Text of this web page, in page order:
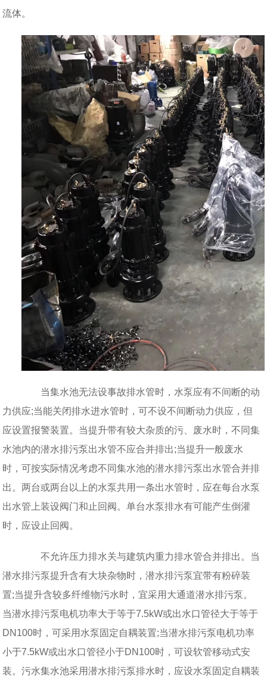
流体。
当集水池无法设事故排水管时，水泵应有不间断的动
力供应;当能关闭排水进水管时，可不设不间断动力供应，但
应设置报警装置。当提升带有较大杂质的污、废水时，不同集
水池内的潜水排污泵出水管不应合并排出;当提升一般废水
时，可按实际情况考虑不同集水池的潜水排污泵出水管合并排
出。两台或两台以上的水泵共用一条出水管时，应在每台水泵
出水管上装设阀门和止回阀。单台水泵排水有可能产生倒灌
时，应设止回阀。
不允许压力排水关与建筑内重力排水管合并排出。当
潜水排污泵提升含有大块杂物时，潜水排污泵宜带有粉碎装
置;当提升含较多纤维物污水时，宜采用大通道潜水排污泵。
当潜水排污泵电机功率大于等于7.5kW或出水口管径大于等于
DN100时，可采用水泵固定自耦装置;当潜水排污泵电机功率
小于7.5kW或出水口管径小于DN100时，可设软管移动式安
装。污水集水池采用潜水排污泵排水时，应设水泵固定自耦装